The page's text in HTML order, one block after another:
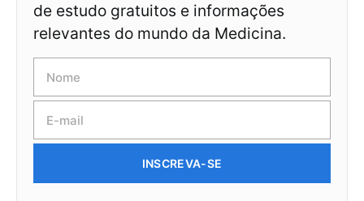
de estudo gratuitos e informações
relevantes do mundo da Medicina.
INSCREVA-SE